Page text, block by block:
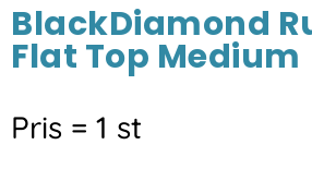
BlackDiamond
Flat Top Medium
Pris = 1 st